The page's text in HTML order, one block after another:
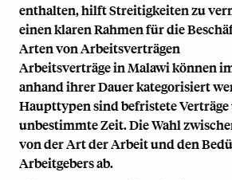
enthalten, hilft Streitigkeiten zu
einen klaren Rahmen für die
Arten von Arbeitsverträgen
Arbeitsverträge in Malawi können
anhand ihrer Dauer kategorisiert
Haupttypen sind befristete Verträge
unbestimmte Zeit. Die Wahl
von der Art der Arbeit und den
Arbeitgebers ab.